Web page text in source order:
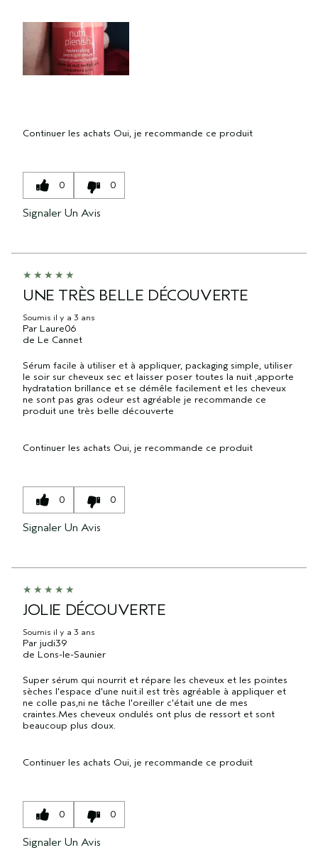
Continuer les achats Oui, je recommande ce produit
0 0
Signaler Un Avis
UNE TRÈS BELLE DÉCOUVERTE
Soumis il y a 3 ans
Par Laure06
de Le Cannet
Sérum facile à utiliser et à appliquer, packaging simple, utiliser
le soir sur cheveux sec et laisser poser toutes la nuit ,apporte
hydratation brillance et se démêle facilement et les cheveux
ne sont pas gras odeur est agréable je recommande ce
produit une très belle découverte
Continuer les achats Oui, je recommande ce produit
0 0
Signaler Un Avis
JOLIE DÉCOUVERTE
Soumis il y a 3 ans
Par judi39
de Lons-le-Saunier
Super sérum qui nourrit et répare les cheveux et les pointes
sèches l'espace d'une nuit.il est très agréable à appliquer et
ne colle pas,ni ne tâche l'oreiller c'était une de mes
craintes.Mes cheveux ondulés ont plus de ressort et sont
beaucoup plus doux.
Continuer les achats Oui, je recommande ce produit
0 0
Signaler Un Avis